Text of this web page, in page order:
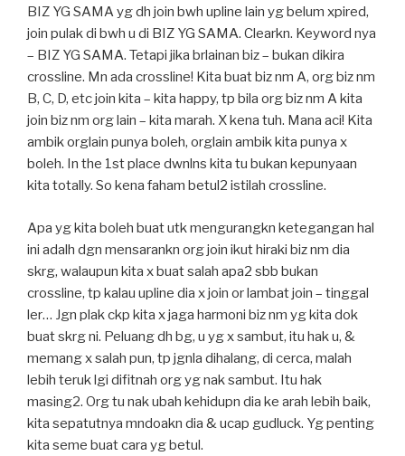
BIZ YG SAMA yg dh join bwh upline lain yg belum xpired,
join pulak di bwh u di BIZ YG SAMA. Clearkn. Keyword nya
– BIZ YG SAMA. Tetapi jika brlainan biz – bukan dikira
crossline. Mn ada crossline! Kita buat biz nm A, org biz nm
B, C, D, etc join kita – kita happy, tp bila org biz nm A kita
join biz nm org lain – kita marah. X kena tuh. Mana aci! Kita
ambik orglain punya boleh, orglain ambik kita punya x
boleh. In the 1st place dwnlns kita tu bukan kepunyaan
kita totally. So kena faham betul2 istilah crossline.
Apa yg kita boleh buat utk mengurangkn ketegangan hal
ini adalh dgn mensarankn org join ikut hiraki biz nm dia
skrg, walaupun kita x buat salah apa2 sbb bukan
crossline, tp kalau upline dia x join or lambat join – tinggal
ler… Jgn plak ckp kita x jaga harmoni biz nm yg kita dok
buat skrg ni. Peluang dh bg, u yg x sambut, itu hak u, &
memang x salah pun, tp jgnla dihalang, di cerca, malah
lebih teruk lgi difitnah org yg nak sambut. Itu hak
masing2. Org tu nak ubah kehidupn dia ke arah lebih baik,
kita sepatutnya mndoakn dia & ucap gudluck. Yg penting
kita seme buat cara yg betul.